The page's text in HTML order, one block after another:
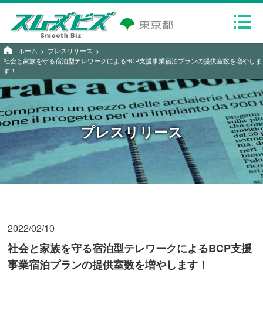
ホーム
プレスリリース
社会と家族を守る宿泊型テレワークによるBCP支援事業宿泊プランの提供室数を増やしま
す！
プレスリリース
2022/02/10
社会と家族を守る宿泊型テレワークによるBCP支援
事業宿泊プランの提供室数を増やします！